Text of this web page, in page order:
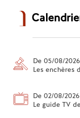
De 05/08/
Les enchères
De 02/08/
Le guide TV